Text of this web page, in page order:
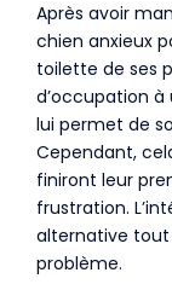
Après avoir
chien anxieux
toilette de ses
d’occupation
lui permet de
Cependant,
finiront leur
frustration.
alternative tout
problème.